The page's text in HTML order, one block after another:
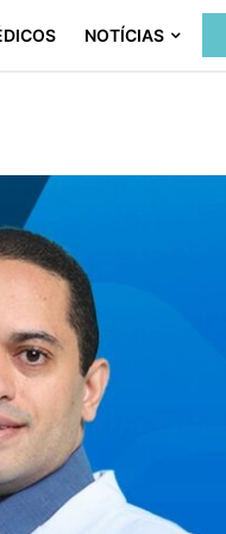
NOTÍCIAS